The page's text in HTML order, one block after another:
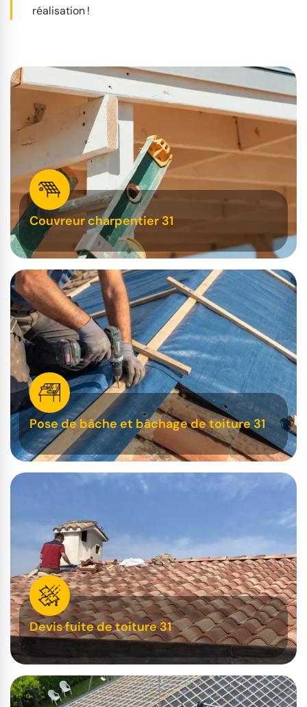
réalisation !
Couvreur charpentier 31
Pose de bâche et bâchage de toiture 31
Devis fuite de toiture 31